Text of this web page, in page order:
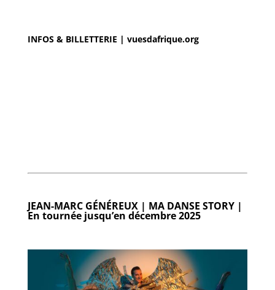
INFOS & BILLETTERIE | vuesdafrique.org
JEAN-MARC GÉNÉREUX | MA DANSE STORY |
En tournée jusqu’en décembre 2025